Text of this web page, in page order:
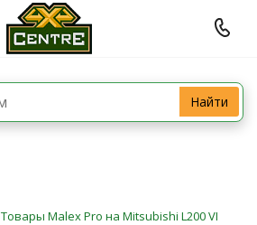
Найти
Товары Malex Pro на Mitsubishi L200 VI